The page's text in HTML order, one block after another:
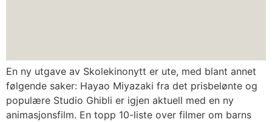
En ny utgave av Skolekinonytt er ute, med blant annet
følgende saker: Hayao Miyazaki fra det prisbelønte og
populære Studio Ghibli er igjen aktuell med en ny
animasjonsfilm. En topp 10-liste over filmer om barns